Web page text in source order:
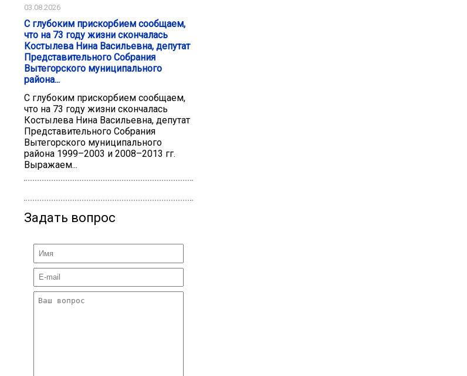
03.08.2026
С глубоким прискорбием сообщаем,
что на 73 году жизни скончалась
Костылева Нина Васильевна, депутат
Представительного Собрания
Вытегорского муниципального
района...
С глубоким прискорбием сообщаем,
что на 73 году жизни скончалась
Костылева Нина Васильевна, депутат
Представительного Собрания
Вытегорского муниципального
района 1999–2003 и 2008–2013 гг.
Выражаем...
Задать вопрос